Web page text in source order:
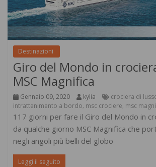
Destinazioni
Giro del Mondo in
MSC Magnifica
Gennaio 09, 2020 kylia crociera di
intrattenimento a bordo, msc crociere, msc
117 giorni per fare il Giro del Mondo in
da qualche giorno MSC Magnifica che
negli angoli più belli del globo
Leggi il seguito